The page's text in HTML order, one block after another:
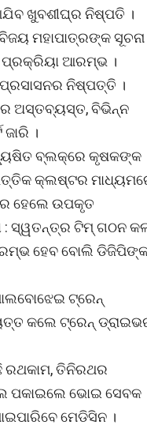
ଖୁବଶୀଘ୍ର ନିଷ୍ପତି ।
ମହାପାତ୍ରଙ୍କ ସୂଚନା
ଆରମ୍ଭ ।
ନିଷ୍ପତ୍ତି ।
ଅସ୍ତବ୍ୟସ୍ତ, ବିଭିନ୍ନ
।
ବ୍ଲକ୍‌ରେ କୃଷକଙ୍କ
କ୍ଲଷ୍ଟର
ହେଲେ ଉପକୃତ
: ସ୍ୱତନ୍ତ୍ର ଟିମ୍‍ ଗଠନ
ହେବ ବୋଲି
ଟ୍ରେନ୍
କଲେ ଟ୍ରେନ୍
ତିନିରଥର
ପକାଇଲେ ଭୋଇ ସେବକ
ମେଡିସିନ ।